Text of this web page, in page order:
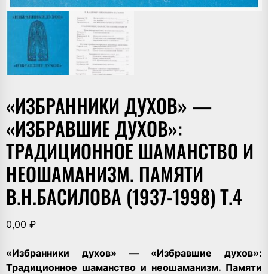
«ИЗБРАННИКИ ДУХОВ» —
«ИЗБРАВШИЕ ДУХОВ»:
ТРАДИЦИОННОЕ ШАМАНСТВО И
НЕОШАМАНИЗМ. ПАМЯТИ
В.Н.БАСИЛОВА (1937-1998) Т.4
0,00 ₽
«Избранники духов» — «Избравшие духов»:
Традиционное шаманство и неошаманизм. Памяти